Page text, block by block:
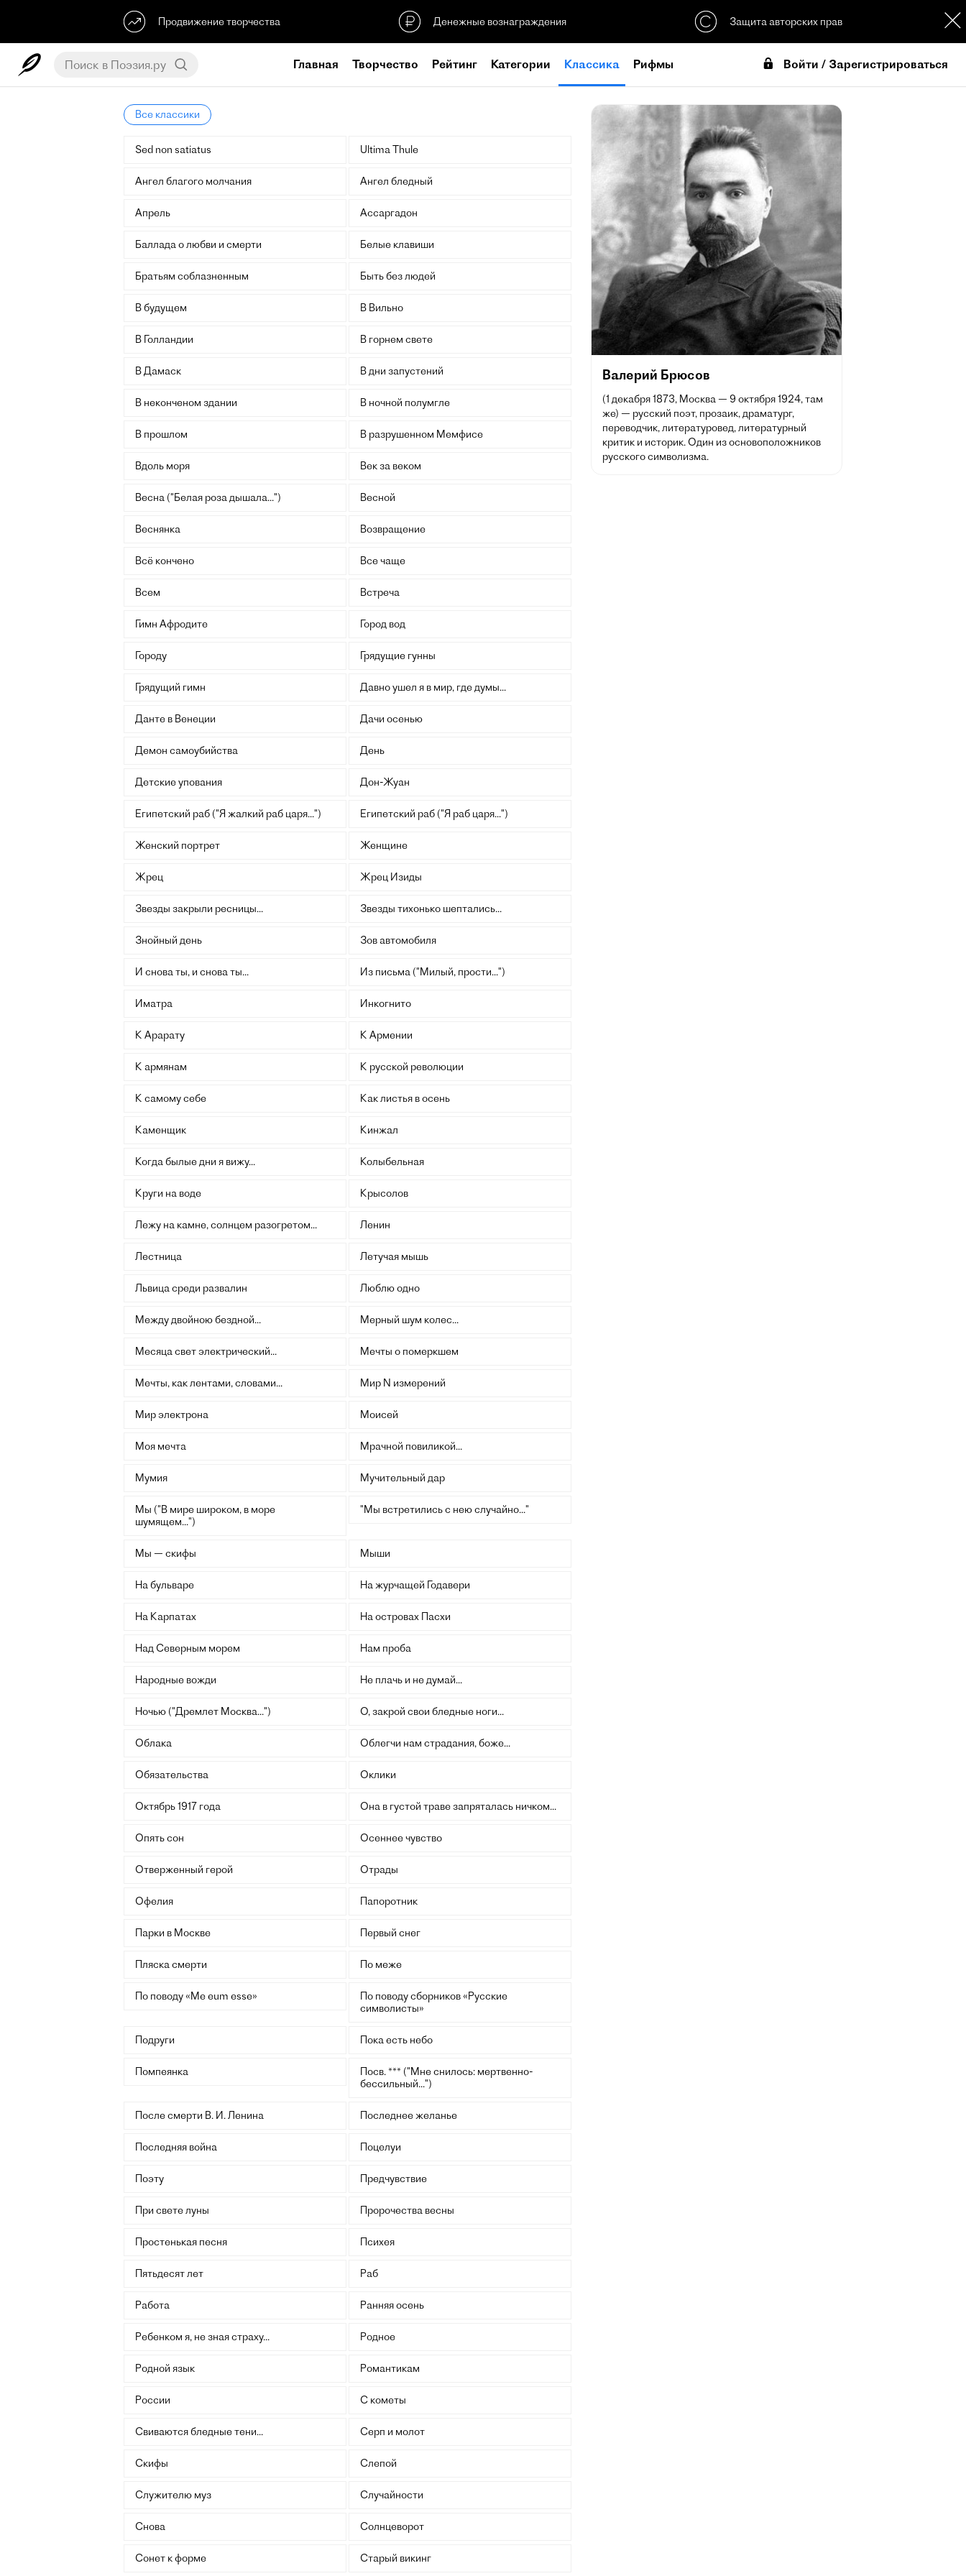
Продвижение творчества Денежные вознаграждения Защита авторских прав
Главная Творчество Рейтинг Категории Классика Рифмы Войти / Зарегистрироваться
Валерий Брюсов
(1 декабря 1873, Москва — 9 октября 1924, там
же) — русский поэт, прозаик, драматург,
переводчик, литературовед, литературный
критик и историк. Один из основоположников
русского символизма.
Все классики
Sed non satiatus Ultima Thule
Ангел благого молчания Ангел бледный
Апрель Ассаргадон
Баллада о любви и смерти Белые клавиши
Братьям соблазненным Быть без людей
В будущем В Вильно
В Голландии В горнем свете
В Дамаск В дни запустений
В неконченом здании В ночной полумгле
В прошлом В разрушенном Мемфисе
Вдоль моря Век за веком
Весна ("Белая роза дышала...") Весной
Веснянка Возвращение
Всё кончено Все чаще
Всем Встреча
Гимн Афродите Город вод
Городу Грядущие гунны
Грядущий гимн Давно ушел я в мир, где думы...
Данте в Венеции Дачи осенью
Демон самоубийства День
Детские упования Дон-Жуан
Египетский раб ("Я жалкий раб царя...") Египетский раб ("Я раб царя...")
Женский портрет Женщине
Жрец Жрец Изиды
Звезды закрыли ресницы... Звезды тихонько шептались...
Знойный день Зов автомобиля
И снова ты, и снова ты... Из письма ("Милый, прости...")
Иматра Инкогнито
К Арарату К Армении
К армянам К русской революции
К самому себе Как листья в осень
Каменщик Кинжал
Когда былые дни я вижу... Колыбельная
Круги на воде Крысолов
Лежу на камне, солнцем разогретом... Ленин
Лестница Летучая мышь
Львица среди развалин Люблю одно
Между двойною бездной... Мерный шум колес...
Месяца свет электрический... Мечты о померкшем
Мечты, как лентами, словами... Мир N измерений
Мир электрона Моисей
Моя мечта Мрачной повиликой...
Мумия Мучительный дар
Мы ("В мире широком, в море
шумящем...")
"Мы встретились с нею случайно..."
Мы — скифы Мыши
На бульваре На журчащей Годавери
На Карпатах На островах Пасхи
Над Северным морем Нам проба
Народные вожди Не плачь и не думай...
Ночью ("Дремлет Москва...") О, закрой свои бледные ноги...
Облака Облегчи нам страдания, боже...
Обязательства Оклики
Октябрь 1917 года Она в густой траве запряталась ничком...
Опять сон Осеннее чувство
Отверженный герой Отрады
Офелия Папоротник
Парки в Москве Первый снег
Пляска смерти По меже
По поводу «Me eum esse»
По поводу сборников «Русские
символисты»
Подруги Пока есть небо
Помпеянка
Посв. *** ("Мне снилось: мертвенно-
бессильный...")
После смерти В. И. Ленина Последнее желанье
Последняя война Поцелуи
Поэту Предчувствие
При свете луны Пророчества весны
Простенькая песня Психея
Пятьдесят лет Раб
Работа Ранняя осень
Ребенком я, не зная страху... Родное
Родной язык Романтикам
России С кометы
Свиваются бледные тени... Серп и молот
Скифы Слепой
Служителю муз Случайности
Снова Солнцеворот
Сонет к форме Старый викинг